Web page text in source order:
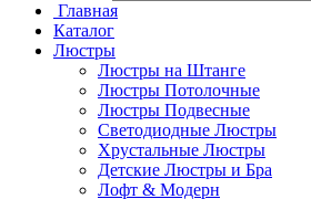
Главная
Каталог
Люстры
Люстры на Штанге
Люстры Потолочные
Люстры Подвесные
Светодиодные Люстры
Хрустальные Люстры
Детские Люстры и Бра
Лофт & Модерн